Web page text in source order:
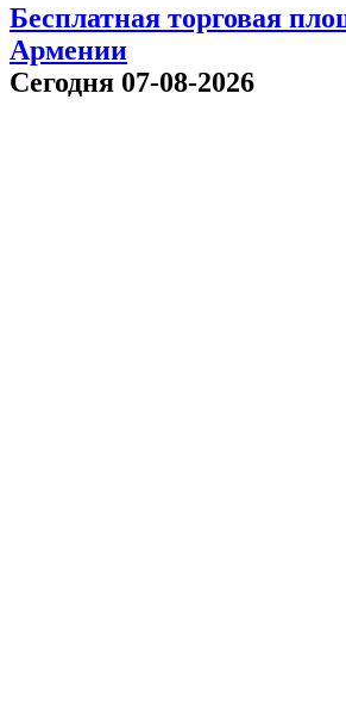
Бесплатная торговая
Армении
Сегодня 07-08-2026